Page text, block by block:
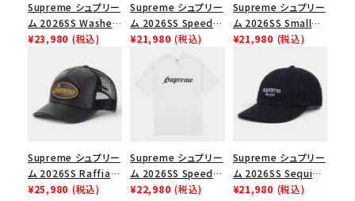
並び順
価格から探す
円
在庫のない商品を表示する
絞り込んで検索する
Supreme シュプリー
ム 2026SS Washed
Chino Twill Camp
ノツイル キャンプキャ
ップ ブラック
¥23,980 (税込)
Supreme シュプリー
ム 2026SS Speed
Tee スピードTシャツ
¥21,980 (税込)
Supreme シュプリー
ム 2026SS Small
Box Tee スモールボ
¥21,980 (税込)
Supreme シュプリー
ム 2026SS Raffia
Mesh Back 5-Panel
¥25,980 (税込)
Supreme シュプリー
ム 2026SS Speed
Tee スピードTシャツ
¥22,980 (税込)
Supreme シュプリー
ム 2026SS Sequin
Denim Classic
¥21,980 (税込)